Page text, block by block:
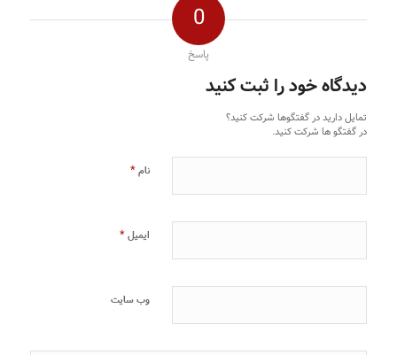
0
پاسخ
دیدگاه خود را ثبت کنید
تمایل دارید در گفتگوها شرکت کنید؟
در گفتگو ها شرکت کنید.
نام*
ایمیل*
وب‌ سایت